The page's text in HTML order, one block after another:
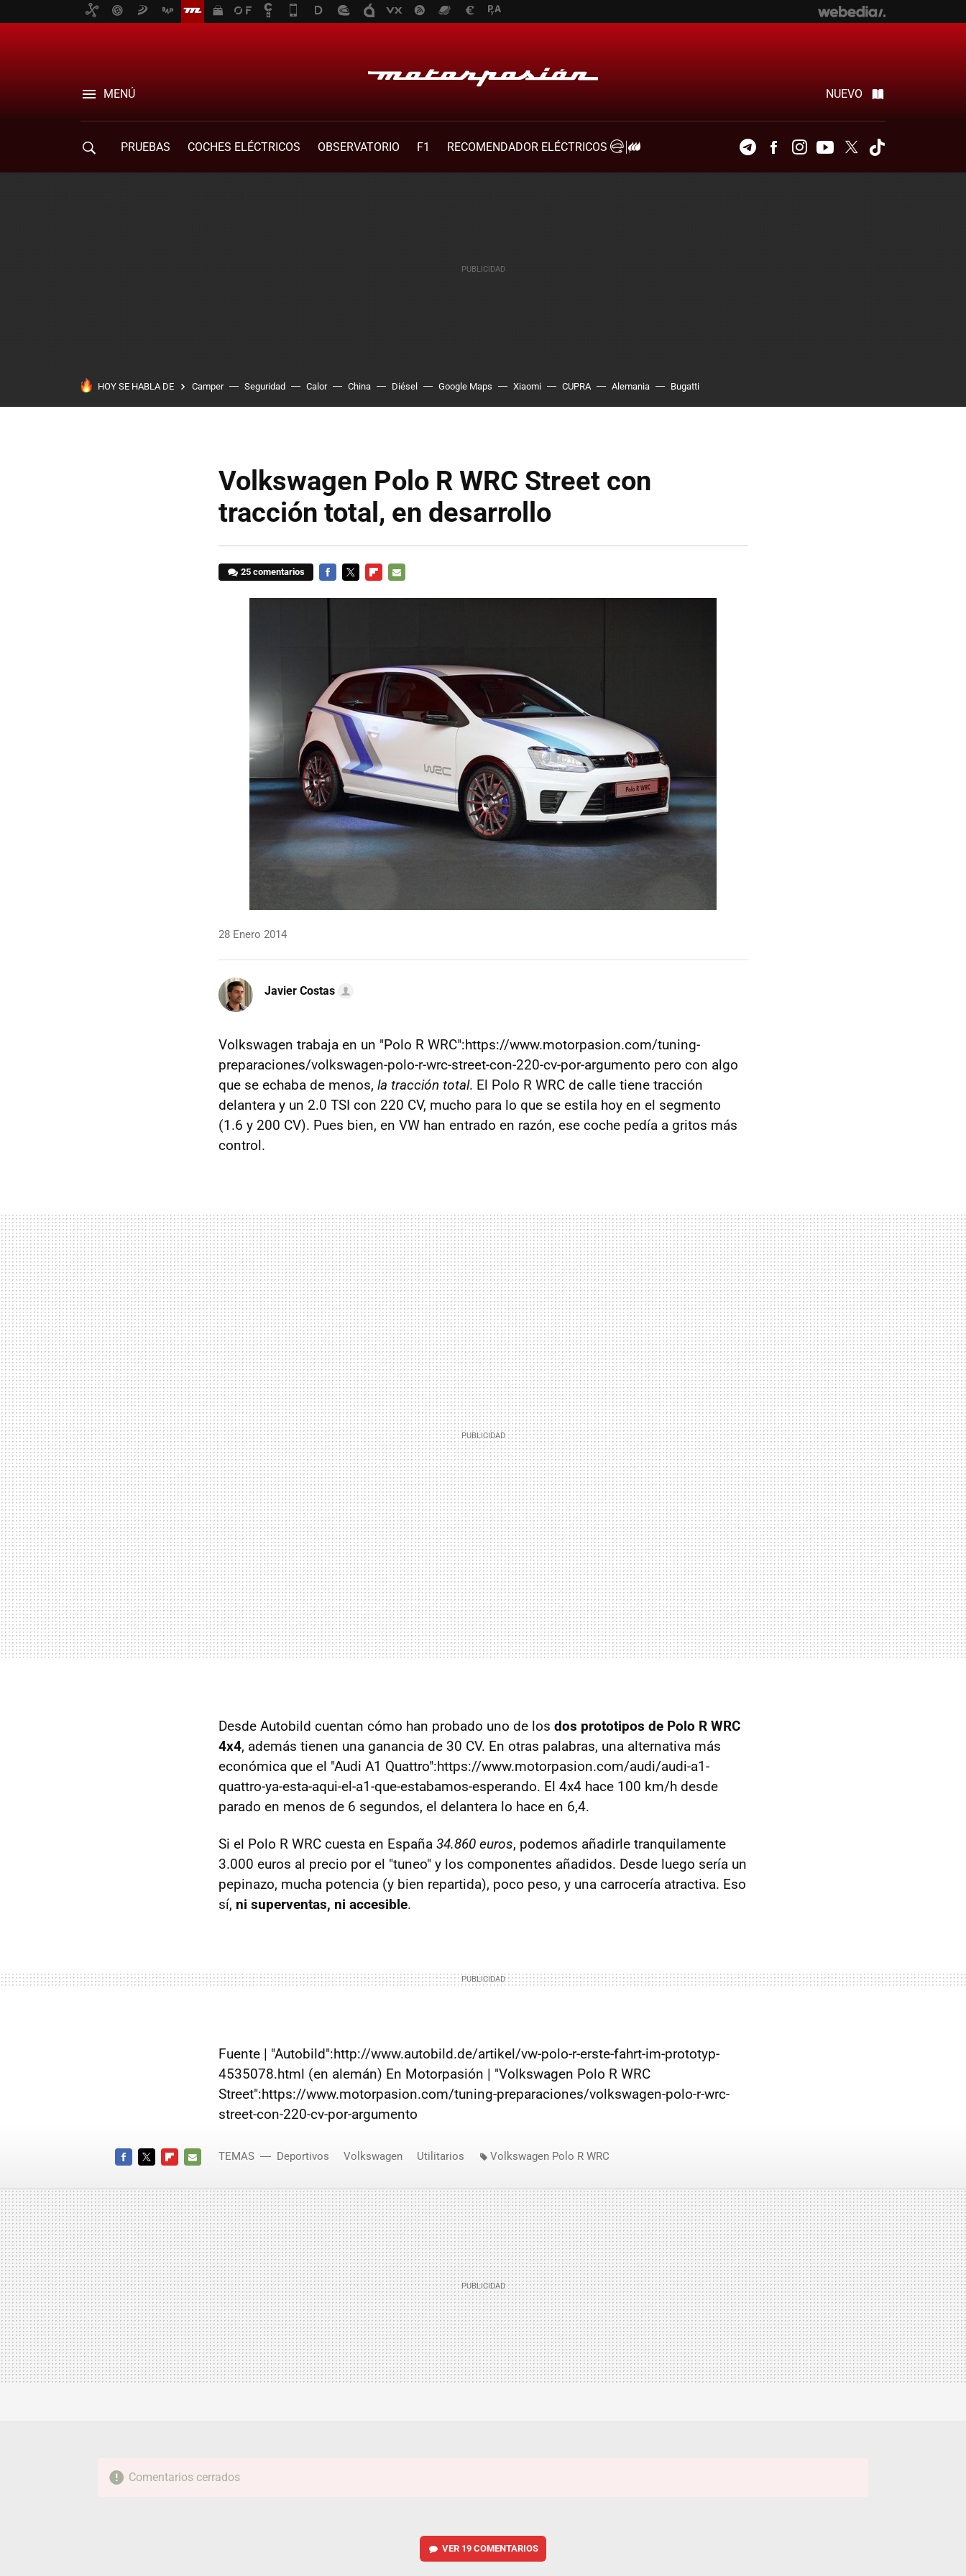
MENÚ NUEVO
PRUEBAS COCHES ELÉCTRICOS OBSERVATORIO F1
RECOMENDADOR ELÉCTRICOS
TelegramFacebookInstagramYoutubeTwitter
HOY SE HABLA DE Camper Seguridad Calor China Diésel Google Maps Xiaomi CUPRA Alemania Bugatti
Volkswagen Polo R WRC Street con
tracción total, en desarrollo
25 comentarios
28 Enero 2014
Javier Costas
Volkswagen trabaja en un "Polo R WRC":https://www.motorpasion.com/tuning-
preparaciones/volkswagen-polo-r-wrc-street-con-220-cv-por-argumento pero con algo
que se echaba de menos, la tracción total. El Polo R WRC de calle tiene tracción
delantera y un 2.0 TSI con 220 CV, mucho para lo que se estila hoy en el segmento
(1.6 y 200 CV). Pues bien, en VW han entrado en razón, ese coche pedía a gritos más
control.
Desde Autobild cuentan cómo han probado uno de los dos prototipos de Polo R WRC
4x4, además tienen una ganancia de 30 CV. En otras palabras, una alternativa más
económica que el "Audi A1 Quattro":https://www.motorpasion.com/audi/audi-a1-
quattro-ya-esta-aqui-el-a1-que-estabamos-esperando. El 4x4 hace 100 km/h desde
parado en menos de 6 segundos, el delantera lo hace en 6,4.
Si el Polo R WRC cuesta en España 34.860 euros, podemos añadirle tranquilamente
3.000 euros al precio por el "tuneo" y los componentes añadidos. Desde luego sería un
pepinazo, mucha potencia (y bien repartida), poco peso, y una carrocería atractiva. Eso
sí, ni superventas, ni accesible.
Fuente | "Autobild":http://www.autobild.de/artikel/vw-polo-r-erste-fahrt-im-prototyp-
4535078.html (en alemán) En Motorpasión | "Volkswagen Polo R WRC
Street":https://www.motorpasion.com/tuning-preparaciones/volkswagen-polo-r-wrc-
street-con-220-cv-por-argumento
MAIL
TEMAS Deportivos Volkswagen Utilitarios Volkswagen Polo R WRC
Comentarios cerrados
VER 19 COMENTARIOS